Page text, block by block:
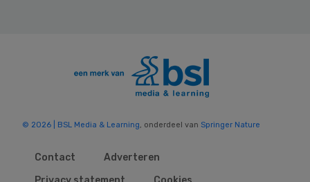
© 2026 | BSL Media & Learning , onderdeel van Springer Nature
Contact
Adverteren